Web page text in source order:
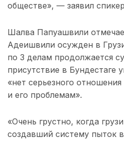
обществе», — заявил
Шалва Папуашвили
Адеишвили осужден в
по 3 делам продолжается
присутствие в Бундестаге
«нет серьезного
и его проблемам».
«Очень грустно, когда
создавший систему пыток